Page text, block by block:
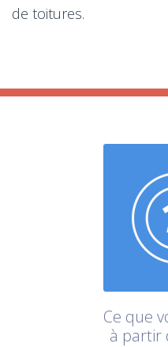
de toitures.
Ce que
à partir